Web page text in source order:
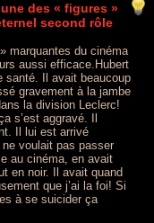
des « figures »
second rôle
marquantes du cinéma
aussi efficace.Hubert
santé. Il avait beaucoup
gravement à la jambe
la division Leclerc!
s’est aggravé. Il
Il lui est arrivé
voulait pas passer
au cinéma, en avait
en noir. Il avait quand
que j’ai la foi! Si
à se suicider ça